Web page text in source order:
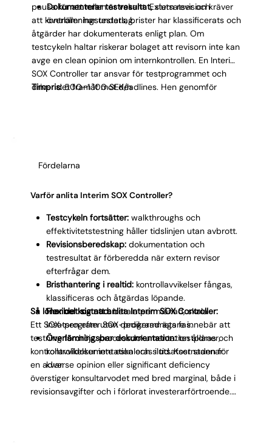
Dokumenterar testresultat,slutsatser och
överlämningsunderlag.
pausa för att rollen är vakant. Extern revision kräver
att kontroller har testats, brister har klassificerats och
åtgärder har dokumenterats enligt plan. Om
testcykeln haltar riskerar bolaget att revisorn inte kan
avge en clean opinion om internkontrollen. En Interim
SOX Controller tar ansvar för testprogrammet och
driver det framåt mot deadlines. Hen genomför
report. I Sverige är kandidatpoolen begränsad, och
från Big 4-revision eller har arbetat i dotterbolag till
betydande del av programmet, vilket ställer krav på
teknisk förståelse utöver den rent finansiella.
Timpris:500–1 100 SEK/h
Fördelarna
Varför anlita Interim SOX Controller?
Testcykeln fortsätter:walkthroughs och
effektivitetstestning håller tidslinjen utan avbrott.
Revisionsberedskap:dokumentation och
testresultat är förberedda när extern revisor
efterfrågar dem.
Bristhantering i realtid:kontrollavvikelser fångas,
klassificeras och åtgärdas löpande.
Flexibel kostnad:betala per månad, skala
insatsen efter SOX-programmets fas.
Överlämningsbar dokumentation:testplaner,
kontrolldokumentation och slutsatser stannar
kvar.
Så lönar det sig att anlita Interim SOX Controller:
Ett SOX-program utan dedikerad ägare innebär att
testning fördröjs, processdokumentation åldras och
kontrollavvikelser inte eskaleras i tid. Kostnaden för
en adverse opinion eller significant deficiency
överstiger konsultarvodet med bred marginal, både i
revisionsavgifter och i förlorat investerarförtroende.